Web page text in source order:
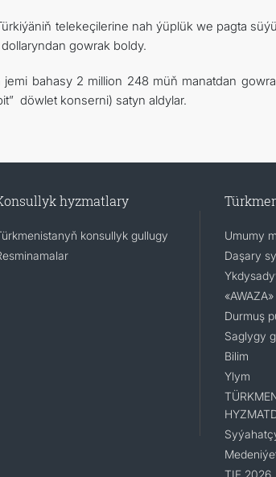
telekeçilerine nah ýüplük we pagta
gowrak boldy.
bahasy 2 million 248 müň manatdan
döwlet konserni) satyn aldylar.
hyzmatlary
konsullyk gullugy
Umumy
Daşary
Durmuş
Saglygy
Bilim
Ylym